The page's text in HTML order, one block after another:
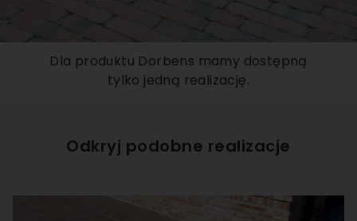
Dla produktu Dorbens mamy dostępną
tylko jedną realizację.
Odkryj podobne realizacje